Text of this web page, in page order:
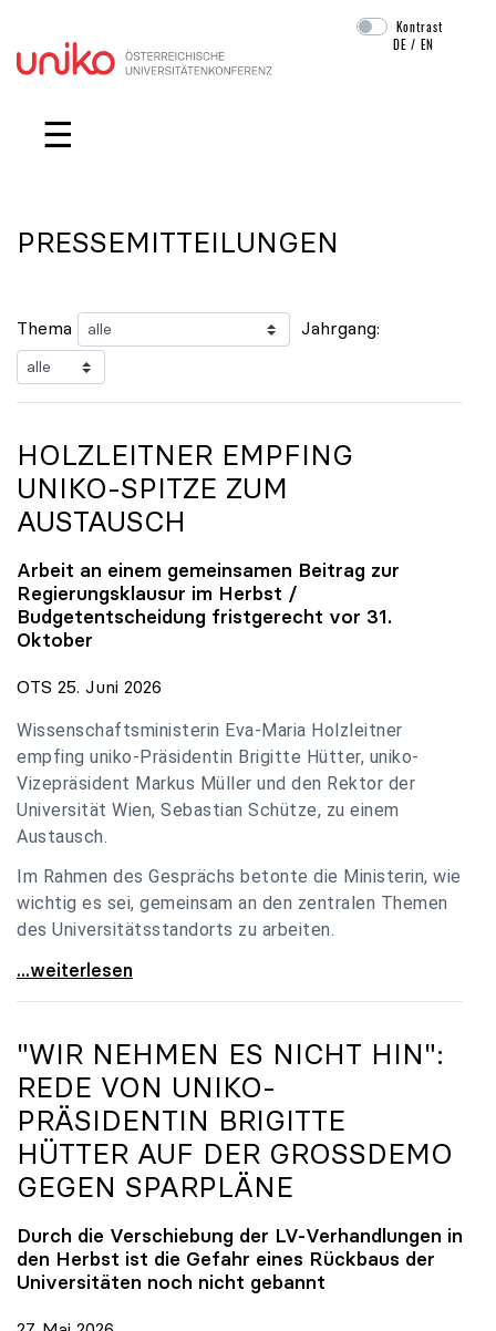
Navigation überspringen
Kontrast
DE /EN
☰
PRESSEMITTEILUNGEN
Thema Jahrgang:
HOLZLEITNER EMPFING
UNIKO-SPITZE ZUM
AUSTAUSCH
Arbeit an einem gemeinsamen Beitrag zur
Regierungsklausur im Herbst /
Budgetentscheidung fristgerecht vor 31.
Oktober
OTS 25. Juni 2026
Wissenschaftsministerin Eva-Maria Holzleitner
empfing uniko-Präsidentin Brigitte Hütter, uniko-
Vizepräsident Markus Müller und den Rektor der
Universität Wien, Sebastian Schütze, zu einem
Austausch.
Im Rahmen des Gesprächs betonte die Ministerin, wie
wichtig es sei, gemeinsam an den zentralen Themen
des Universitätsstandorts zu arbeiten.
Holzleitner empfing uniko-Spitze zum Austausch
...weiterlesen
"WIR NEHMEN ES NICHT HIN":
REDE VON UNIKO-
PRÄSIDENTIN BRIGITTE
HÜTTER AUF DER GROSSDEMO G
EGEN SPARPLÄNE
Durch die Verschiebung der LV-Verhandlungen in
den Herbst ist die Gefahr eines Rückbaus der
Universitäten noch nicht gebannt